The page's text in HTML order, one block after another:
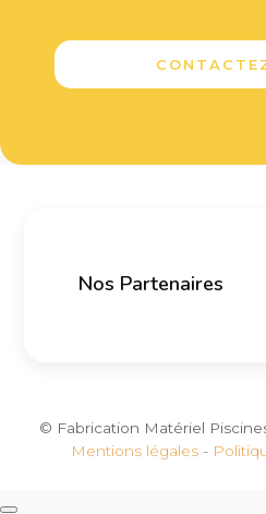
Nos Partenaires
© Fabrication Matériel
Mentions légales -